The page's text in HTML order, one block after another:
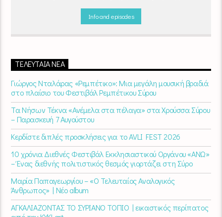
Info and episodes
ΤΕΛΕΥΤΑΊΑ ΝΈΑ
Γιώργος Νταλάρας «Ρεμπέτικο»: Μια μεγάλη μουσική βραδιά
στο πλαίσιο του Φεστιβάλ Ρεμπέτικου Σύρου
Τα Νήσων Τέκνα «Ανέμελα στα πέλαγα» στα Χρούσσα Σύρου
– Παρασκευή 7 Αυγούστου
Κερδίστε διπλές προσκλήσεις για το AVLI FEST 2026
10 χρόνια Διεθνές Φεστιβάλ Εκκλησιαστικού Οργάνου «ΑΝΩ»
– Ένας διεθνής πολιτιστικός θεσμός γιορτάζει στη Σύρο​
Μαρία Παπαγεωργίου – «Ο Τελευταίος Αναλογικός
Άνθρωπος» | Νέο album
ΑΓΚΑΛΙΑΖΟΝΤΑΣ ΤΟ ΣΥΡΙΑΝΟ ΤΟΠΙΟ | εικαστικός περίπατος